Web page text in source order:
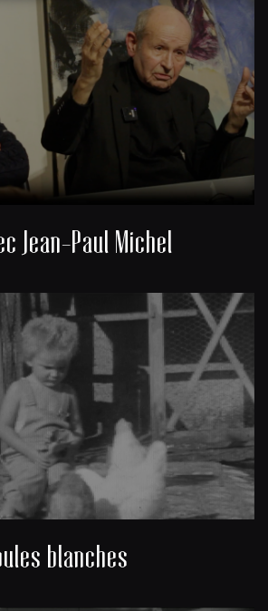
Jean-Paul Michel
blanches